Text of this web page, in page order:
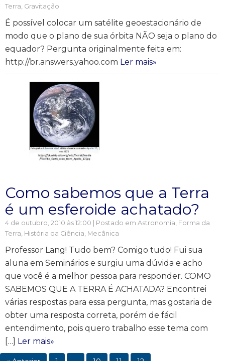
Terra, Gravitação
É possível colocar um satélite geoestacionário de
modo que o plano de sua órbita NÃO seja o plano do
equador? Pergunta originalmente feita em:
http://br.answers.yahoo.com Ler mais»
Como sabemos que a Terra
é um esferoide achatado?
4 de outubro, 2010 às 12:00 | Postado em Astronomia, Forma da
Terra, História da Ciência, Mecânica
Professor Lang! Tudo bem? Comigo tudo! Fui sua
aluna em Seminários e surgiu uma dúvida e acho
que você é a melhor pessoa para responder. COMO
SABEMOS QUE A TERRA É ACHATADA? Encontrei
várias respostas para essa pergunta, mas gostaria de
obter uma resposta correta, porém de fácil
entendimento, pois quero trabalho esse tema com
[…] Ler mais»